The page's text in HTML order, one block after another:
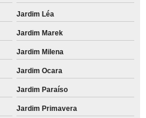
Jardim Léa
Jardim Marek
Jardim Milena
Jardim Ocara
Jardim Paraíso
Jardim Primavera